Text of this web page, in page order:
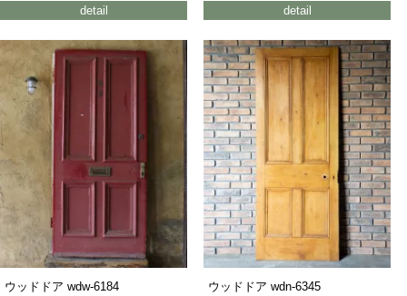
detail detail
ウッドドア wdw-6184
ウッドドア wdn-6345